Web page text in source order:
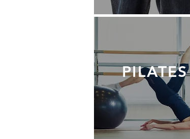
PILATES